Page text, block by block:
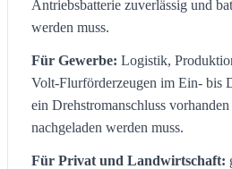
Antriebsbatterie zuverlässig und
werden muss.
Für Gewerbe: Logistik,
Volt-Flurförderzeugen im Ein- bis
ein Drehstromanschluss
nachgeladen werden muss.
Für Privat und Landwirtschaft: